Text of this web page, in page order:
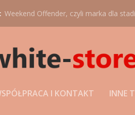
Weekend Offender, czyli marka dla
I KONTAKT INNE